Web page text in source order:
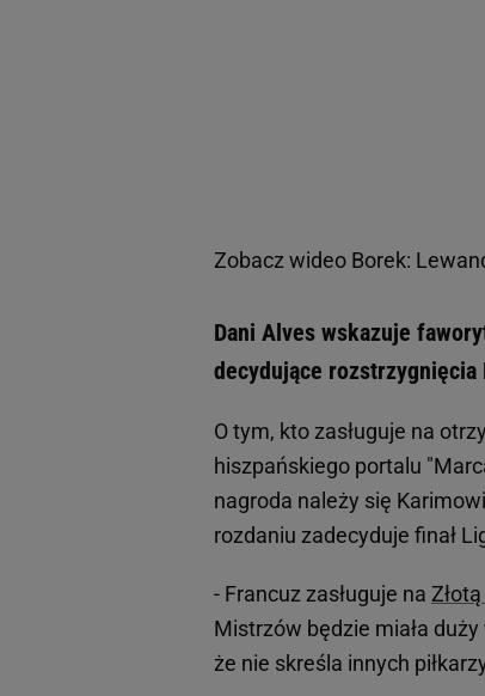
Zobacz wideo Borek:
Dani Alves wskazuje
decydujące
O tym, kto zasługuje na
hiszpańskiego portalu
nagroda należy się
rozdaniu zadecyduje finał
- Francuz zasługuje na Złotą
Mistrzów będzie miała
że nie skreśla innych